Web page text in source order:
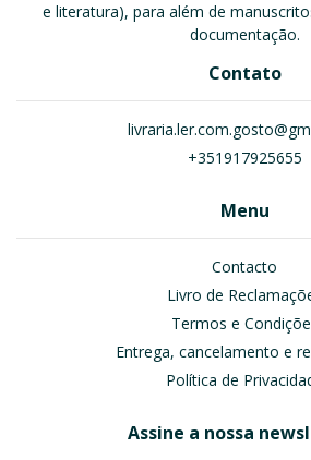
e literatura), para além de
documentação.
Contato
+351917925655
Menu
Contacto
Livro de
Termos e
Entrega, cancelamento e
Política de
Assine a nossa